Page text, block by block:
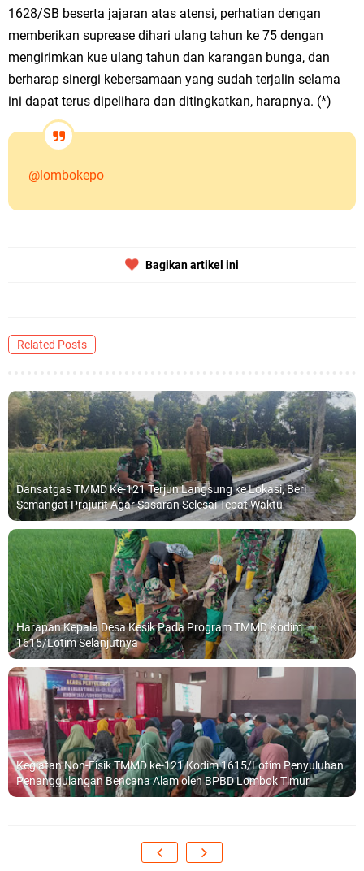
1628/SB beserta jajaran atas atensi, perhatian dengan
memberikan suprease dihari ulang tahun ke 75 dengan
mengirimkan kue ulang tahun dan karangan bunga, dan
berharap sinergi kebersamaan yang sudah terjalin selama
ini dapat terus dipelihara dan ditingkatkan, harapnya. (*)
@lombokepo
Bagikan artikel ini
Related Posts
Dansatgas TMMD Ke-121 Terjun Langsung ke Lokasi, Beri
Semangat Prajurit Agar Sasaran Selesai Tepat Waktu
Harapan Kepala Desa Kesik Pada Program TMMD Kodim
1615/Lotim Selanjutnya
Kegiatan Non-Fisik TMMD ke-121 Kodim 1615/Lotim Penyuluhan
Penanggulangan Bencana Alam oleh BPBD Lombok Timur